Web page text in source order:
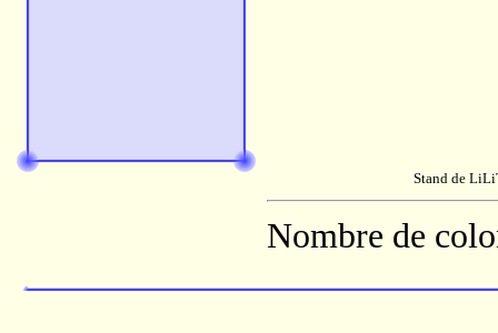
Stand de
Nombre de